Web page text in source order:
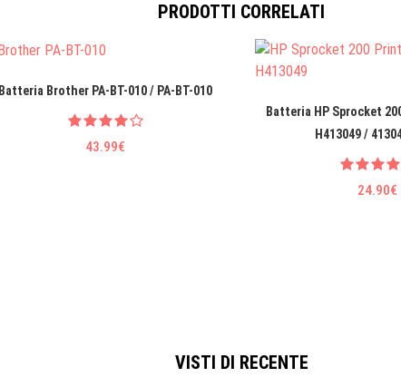
PRODOTTI CORRELATI
Batteria Brother PA-BT-010 / PA-BT-010
43.99€
Batteria HP Sprocket
H413049 /
24.90€
VISTI DI RECENTE